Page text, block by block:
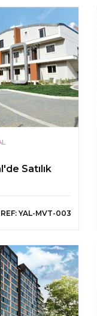
Satılık
REF: YAL-MVT-003